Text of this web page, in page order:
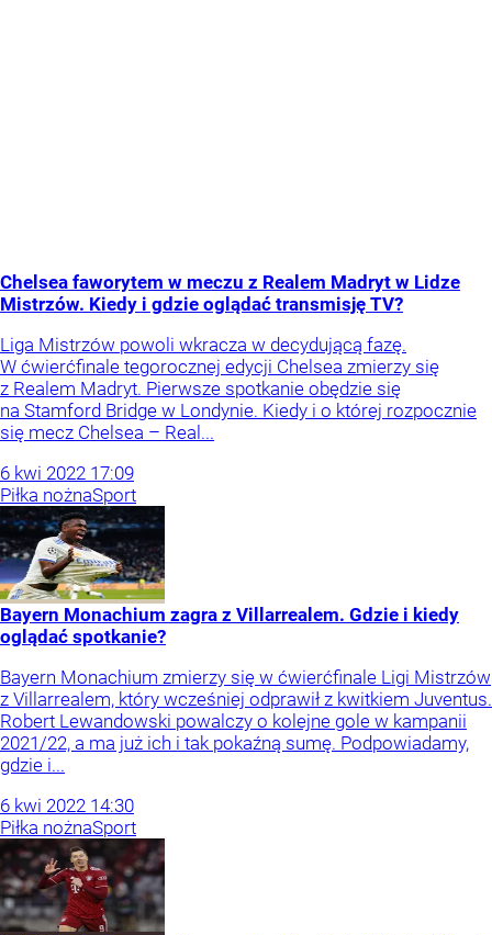
Chelsea faworytem w meczu z Realem Madryt w Lidze
Mistrzów. Kiedy i gdzie oglądać transmisję TV?
Liga Mistrzów powoli wkracza w decydującą fazę.
W ćwierćfinale tegorocznej edycji Chelsea zmierzy się
z Realem Madryt. Pierwsze spotkanie obędzie się
na Stamford Bridge w Londynie. Kiedy i o której rozpocznie
się mecz Chelsea – Real...
6 kwi 2022 17:09
Piłka nożnaSport
Bayern Monachium zagra z Villarrealem. Gdzie i kiedy
oglądać spotkanie?
Bayern Monachium zmierzy się w ćwierćfinale Ligi Mistrzów
z Villarrealem, który wcześniej odprawił z kwitkiem Juventus.
Robert Lewandowski powalczy o kolejne gole w kampanii
2021/22, a ma już ich i tak pokaźną sumę. Podpowiadamy,
gdzie i...
6 kwi 2022 14:30
Piłka nożnaSport